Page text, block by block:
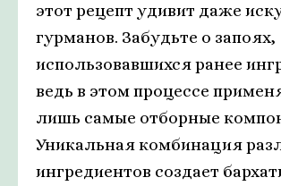
этот рецепт удивит даже
гурманов. Забудьте о запоях,
использовавшихся ранее
ведь в этом процессе
лишь самые отборные
Уникальная комбинация
ингредиентов создает